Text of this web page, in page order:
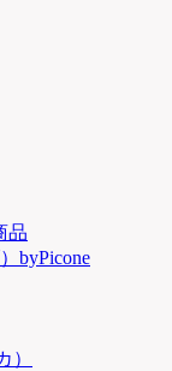
品
byPicone
）